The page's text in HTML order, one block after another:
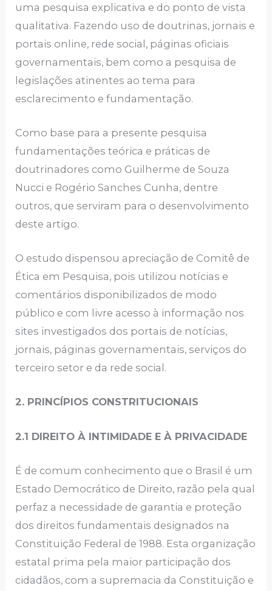
uma pesquisa explicativa e do ponto de vista
qualitativa. Fazendo uso de doutrinas, jornais e
portais online, rede social, páginas oficiais
governamentais, bem como a pesquisa de
legislações atinentes ao tema para
esclarecimento e fundamentação.
Como base para a presente pesquisa
fundamentações teórica e práticas de
doutrinadores como Guilherme de Souza
Nucci e Rogério Sanches Cunha, dentre
outros, que serviram para o desenvolvimento
deste artigo.
O estudo dispensou apreciação de Comitê de
Ética em Pesquisa, pois utilizou notícias e
comentários disponibilizados de modo
público e com livre acesso à informação nos
sites investigados dos portais de notícias,
jornais, páginas governamentais, serviços do
terceiro setor e da rede social.
2. PRINCÍPIOS CONSTRITUCIONAIS
2.1 DIREITO À INTIMIDADE E À PRIVACIDADE
É de comum conhecimento que o Brasil é um
Estado Democrático de Direito, razão pela qual
perfaz a necessidade de garantia e proteção
dos direitos fundamentais designados na
Constituição Federal de 1988. Esta organização
estatal prima pela maior participação dos
cidadãos, com a supremacia da Constituição e